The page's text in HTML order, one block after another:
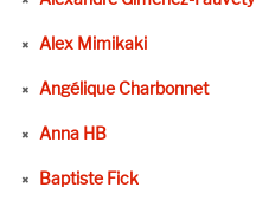
Alex Mimikaki
Angélique Charbonnet
Anna HB
Baptiste Fick